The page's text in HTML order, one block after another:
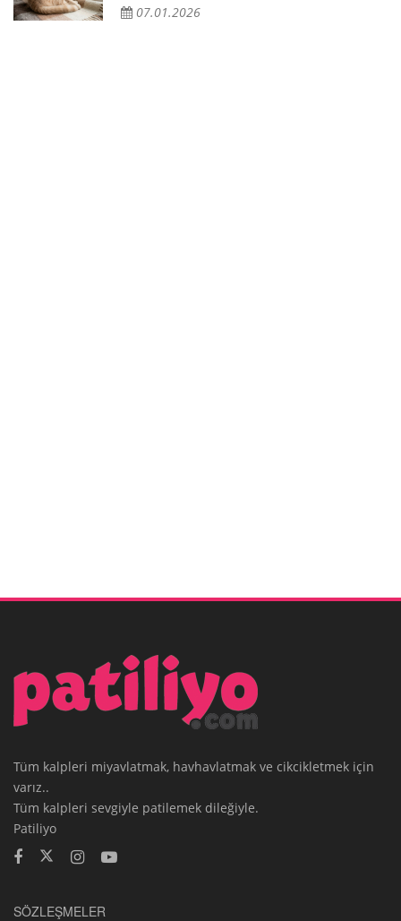
07.01.2026
Tüm kalpleri miyavlatmak, havhavlatmak ve cikcikletmek için
varız..
Tüm kalpleri sevgiyle patilemek dileğiyle.
Patiliyo
SÖZLEŞMELER